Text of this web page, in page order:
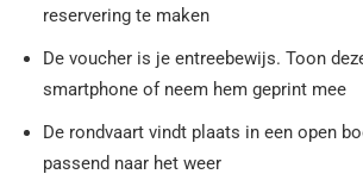
reservering te maken
De voucher is je entreebewijs. Toon
smartphone of neem hem geprint mee
De rondvaart vindt plaats in een open
passend naar het weer